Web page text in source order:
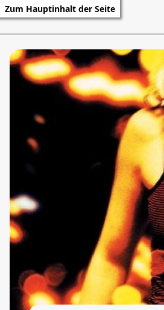
Zum Hauptinhalt der Seite